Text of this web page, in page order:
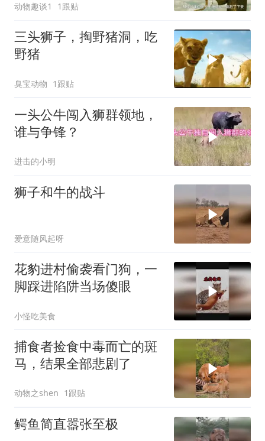
赶，看母狮卡丽如何用狩
猎夺回体面
动物趣谈1 1跟贴
三头狮子，掏野猪洞，吃
野猪
臭宝动物 1跟贴
一头公牛闯入狮群领地，
谁与争锋？
进击的小明
狮子和牛的战斗
爱意随风起呀
花豹进村偷袭看门狗，一
脚踩进陷阱当场傻眼
小怪吃美食
捕食者捡食中毒而亡的斑
马，结果全部悲剧了
动物之shen 1跟贴
鳄鱼简直嚣张至极